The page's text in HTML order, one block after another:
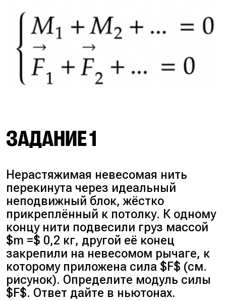
ЗАДАНИЕ 1
Нерастяжимая невесомая нить
перекинута через идеальный
неподвижный блок, жёстко
прикреплённый к потолку. К одному
концу нити подвесили груз массой
$m =$ 0,2 кг, другой её конец
закрепили на невесомом рычаге, к
которому приложена сила $F$ (см.
рисунок). Определите модуль силы
$F$. Ответ дайте в ньютонах.